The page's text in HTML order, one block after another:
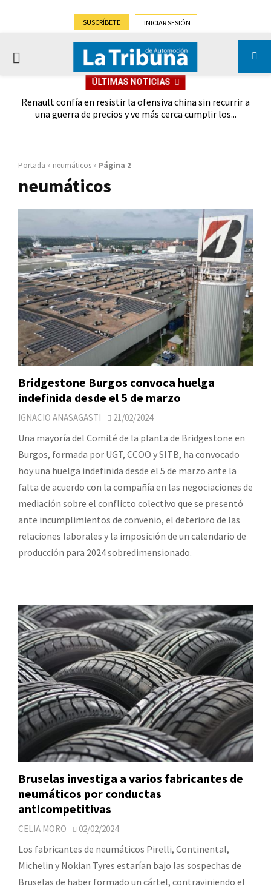
SUSCRÍBETE INICIAR SESIÓN
PRIMARY
ÚLTIMAS NOTICIAS
Renault confía en resistir la ofensiva china sin recurrir a
una guerra de precios y ve más cerca cumplir los...
Portada » neumáticos » Página 2
neumáticos
Bridgestone Burgos convoca huelga
indefinida desde el 5 de marzo
IGNACIO ANASAGASTI 21/02/2024
Una mayoría del Comité de la planta de Bridgestone en
Burgos, formada por UGT, CCOO y SITB, ha convocado
hoy una huelga indefinida desde el 5 de marzo ante la
falta de acuerdo con la compañía en las negociaciones de
mediación sobre el conflicto colectivo que se presentó
ante incumplimientos de convenio, el deterioro de las
relaciones laborales y la imposición de un calendario de
producción para 2024 sobredimensionado.
Bruselas investiga a varios fabricantes de
neumáticos por conductas
anticompetitivas
CELIA MORO 02/02/2024
Los fabricantes de neumáticos Pirelli, Continental,
Michelin y Nokian Tyres estarían bajo las sospechas de
Bruselas de haber formado un cártel, contraviniendo el